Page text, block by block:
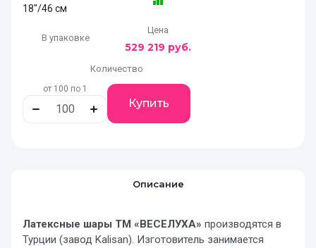
18"/46 см
В упаковке
Цена
529 219 руб.
Количество
от 100 по 1
Купить
Описание
Латексные шары ТМ «ВЕСЕЛУХА» производятся в
Турции (завод Kalisan). Изготовитель занимается